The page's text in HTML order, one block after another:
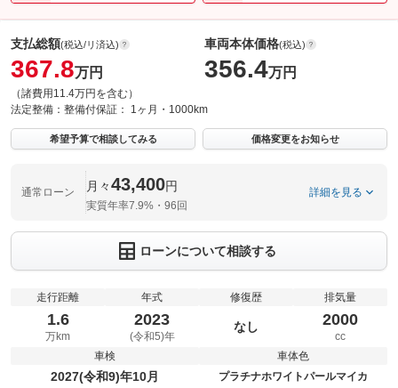
支払総額(税込/リ済込)
367.8万円
（諸費用11.4万円を含む）
車両本体価格(税込)
356.4万円
法定整備： 整備付保証： 1ヶ月・1000km
希望予算で相談してみる 価格変更をお知らせ
通常ローン 月々43,400円
実質年率7.9%・96回
詳細を見る
ローンについて相談する
走行距離
1.6
万km
年式
2023
(令和5)年
修復歴
なし
排気量
2000
cc
車検
2027(令和9)年10月
車体色
プラチナホワイトパールマイカ